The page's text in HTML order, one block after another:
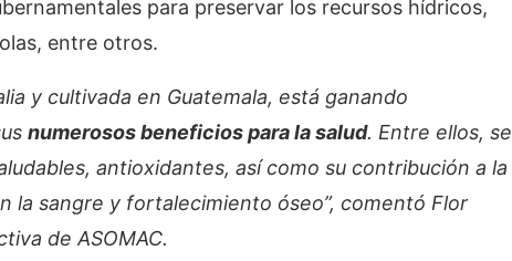
para preservar los recursos hídricos,
entre otros.
y cultivada en Guatemala, está ganando
numerosos beneficios para la salud. Entre ellos, se
antioxidantes, así como su contribución a la
la sangre y fortalecimiento óseo”, comentó Flor
de ASOMAC.